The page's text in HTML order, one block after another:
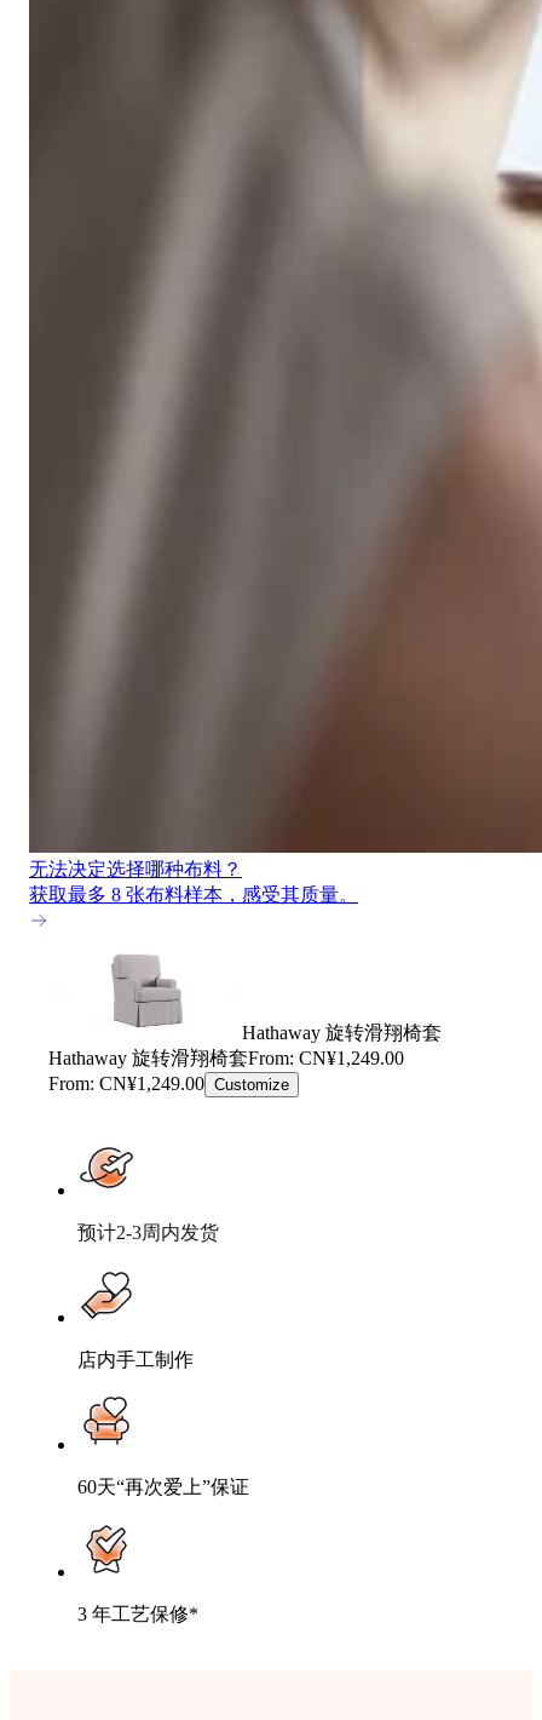
无法决定选择哪种布料？
获取最多 8 张布料样本，感受其质量。
Hathaway 旋转滑翔椅套
Hathaway 旋转滑翔椅套From: CN¥1,249.00
From: CN¥1,249.00 Customize
预计2-3周内发货
店内手工制作
60天“再次爱上”保证
3 年工艺保修*